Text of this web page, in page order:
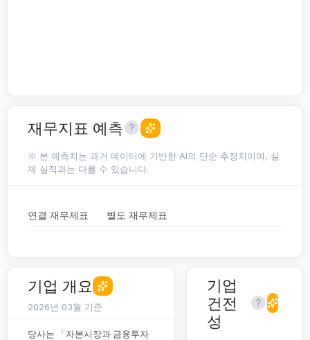
재무지표 예측
※ 본 예측치는 과거 데이터에 기반한 AI의 단순 추정치이며, 실
제 실적과는 다를 수 있습니다.
연결 재무제표 별도 재무제표
기업 개요
2026년 03월 기준
당사는 「자본시장과 금융투자
기업
건전
성